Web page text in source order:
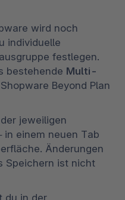
wird noch
individuelle
festlegen.
bestehende Multi-
Shopware Beyond Plan
jeweiligen
in einem neuen Tab
Änderungen
Speichern ist nicht